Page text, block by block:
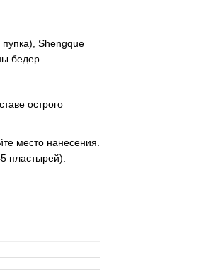
Shengque
бедер.
острого
место нанесения.
пластырей).